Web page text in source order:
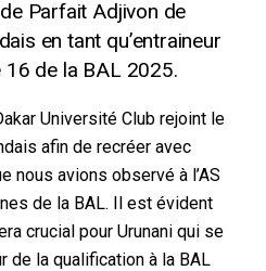
Parfait Adjivon de
en tant qu’entraineur
16 de la BAL 2025.
Université Club rejoint le
afin de recréer avec
nous avions observé à l’AS
de la BAL. Il est évident
crucial pour Urunani qui se
de la qualification à la BAL